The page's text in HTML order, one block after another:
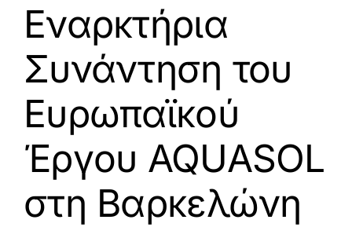
πρόγραμμα
FASTA
Accelerator,
ενισχύοντας
καινοτομία
MRV
τη
γεωργία
μηδενικών
εκπομπών
Εναρκτήρια
Συνάντηση του
Ευρωπαϊκού
Έργου AQUASOL
στη Βαρκελώνη